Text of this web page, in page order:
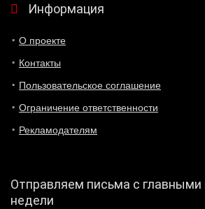
Информация
О проекте
Контакты
Пользовательское соглашение
Ограничение ответственности
Рекламодателям
Отправляем письма с главными
недели